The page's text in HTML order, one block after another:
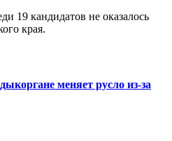
19 кандидатов не оказалось
края.
меняет русло из-за